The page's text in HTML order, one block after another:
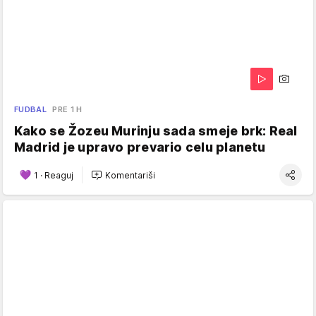
FUDBAL PRE 1 H
Kako se Žozeu Murinju sada smeje brk: Real
Madrid je upravo prevario celu planetu
1 · Reaguj Komentariši